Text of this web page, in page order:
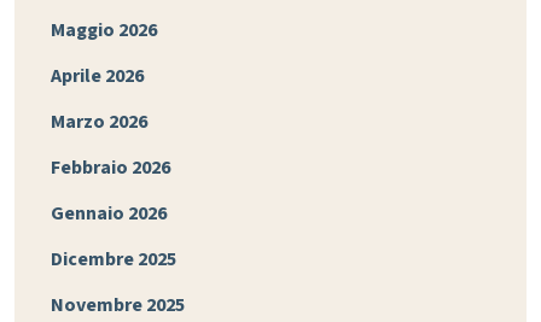
Maggio 2026
Aprile 2026
Marzo 2026
Febbraio 2026
Gennaio 2026
Dicembre 2025
Novembre 2025